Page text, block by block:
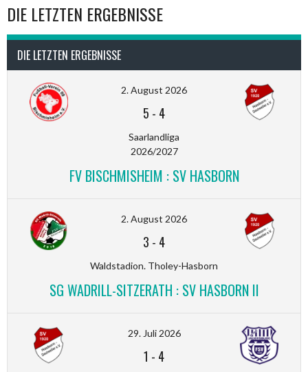
DIE LETZTEN ERGEBNISSE
DIE LETZTEN ERGEBNISSE
2. August 2026
5 - 4
Saarlandliga
2026/2027
FV BISCHMISHEIM : SV HASBORN
2. August 2026
3 - 4
Waldstadion. Tholey-Hasborn
SG WADRILL-SITZERATH : SV HASBORN II
29. Juli 2026
1 - 4